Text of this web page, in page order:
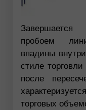
пробоем
впадины
стиле
после
торговых